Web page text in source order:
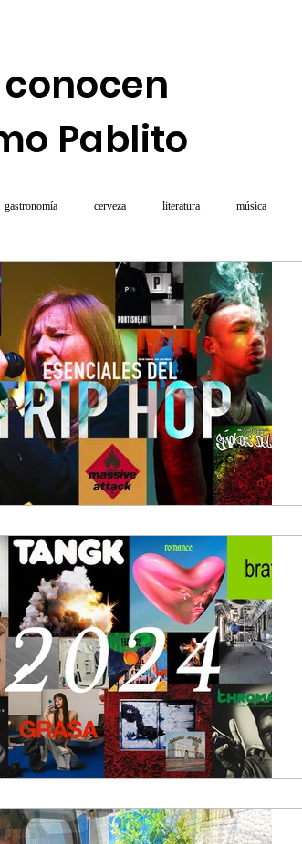
conocen
Pablito
gastronomía cerveza literatura música